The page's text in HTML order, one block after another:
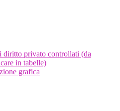
diritto privato controllati (da
in tabelle)
grafica